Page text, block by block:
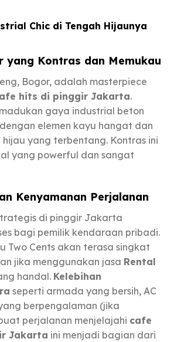
Chic di Tengah Hijaunya
yang Kontras dan Memukau
Bogor, adalah masterpiece
hits di pinggir Jakarta.
gaya industrial beton
elemen kayu hangat dan
yang terbentang. Kontras ini
yang powerful dan sangat
Kenyamanan Perjalanan
di pinggir Jakarta
bagi pemilik kendaraan pribadi.
Two Cents akan terasa singkat
jika menggunakan jasa Rental
handal. Kelebihan
seperti armada yang bersih, AC
berpengalaman (jika
perjalanan menjelajahi cafe
Jakarta ini menjadi bagian dari